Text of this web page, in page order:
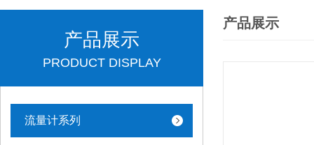
产品展示
PRODUCT DISPLAY
流量计系列
产品展示